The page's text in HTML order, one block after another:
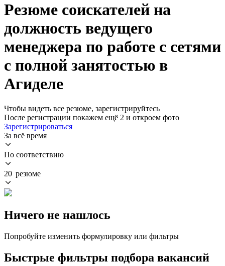
Резюме соискателей на
должность ведущего
менеджера по работе с сетями
с полной занятостью в
Агиделе
Чтобы видеть все резюме, зарегистрируйтесь
После регистрации покажем ещё 2 и откроем фото
Зарегистрироваться
За всё время
По соответствию
20 резюме
Ничего не нашлось
Попробуйте изменить формулировку или фильтры
Быстрые фильтры подбора вакансий